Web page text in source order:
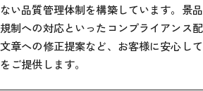
ない品質管理体制を構築しています。景
規制への対応といったコンプライアンス
文章への修正提案など、お客様に安心し
をご提供します。